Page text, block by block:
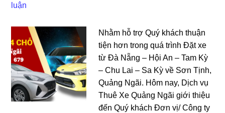
luận
Nhằm hỗ trợ Quý khách thuận
tiện hơn trong quá trình Đặt xe
từ Đà Nẵng – Hội An – Tam Kỳ
– Chu Lai – Sa Kỳ về Sơn Tịnh,
Quảng Ngãi. Hôm nay, Dịch vụ
Thuê Xe Quảng Ngãi giới thiệu
đến Quý khách Đơn vị/ Công ty